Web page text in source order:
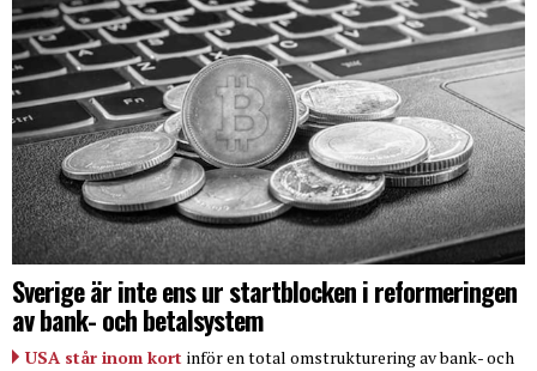
Sverige är inte ens ur startblocken i reformeringen
av bank- och betalsystem
USA står inom kort inför en total omstrukturering av bank- och